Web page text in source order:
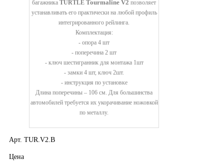
багажника TURTLE Tourmaline V2 позволяет
устанавливать его практически на любой профиль
интегрированного рейлинга.
Комплектация:
- опора 4 шт
- поперечина 2 шт
- ключ шестигранник для монтажа 1шт
- замки 4 шт, ключ 2шт.
- инструкция по установке
Длина поперечины – 106 см. Для большинства
автомобилей требуется их укорачивание ножовкой
по металлу.
Арт. TUR.V2.B
Цена